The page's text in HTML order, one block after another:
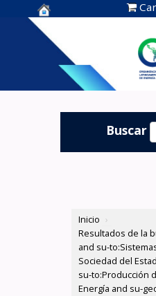
Centro de
Documentación
OLADE -
Buscar
Inicio ›
Resultados de la
and su-
Sociedad del
su-to:Producción
Energía and su-